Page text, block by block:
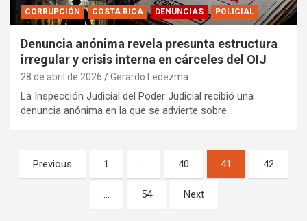
CORRUPCIÓN COSTA RICA DENUNCIAS POLICIAL
Denuncia anónima revela presunta estructura
irregular y crisis interna en cárceles del OIJ
28 de abril de 2026 Gerardo Ledezma
La Inspección Judicial del Poder Judicial recibió una
denuncia anónima en la que se advierte sobre…
Paginación
de
Previous 1 … 40 41 42
… 54 Next